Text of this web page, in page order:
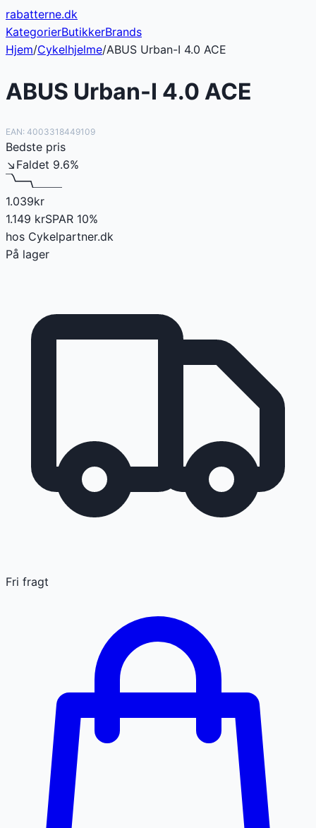
rabatterne.dk
KategorierButikkerBrands
Hjem/Cykelhjelme/ABUS Urban-I 4.0 ACE
ABUS Urban-I 4.0 ACE
EAN: 4003318449109
Bedste pris
↘ Faldet 9.6%
1.039kr
1.149 krSPAR 10%
hos Cykelpartner.dk
På lager
Fri fragt